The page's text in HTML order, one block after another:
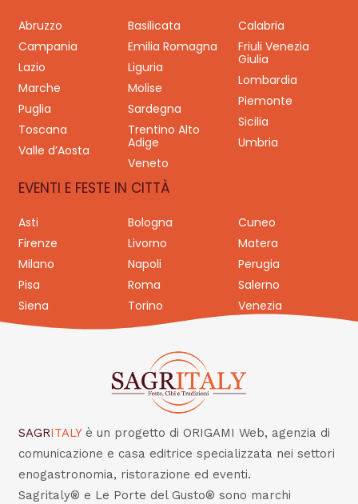
Abruzzo Basilicata
Calabria
Campania
Emilia Romagna
Friuli Venezia
Giulia
Lazio
Liguria
Lombardia
Marche
Molise
Piemonte
Puglia
Sardegna
Sicilia
Toscana
Trentino Alto
Adige
Umbria
Valle d’Aosta
Veneto
EVENTI E FESTE IN CITTÀ
Asti Bologna
Cuneo
Firenze
Livorno
Matera
Milano
Napoli
Perugia
Pisa
Roma
Salerno
Siena
Torino Venezia
SAGRITALY è un progetto di ORIGAMI Web, agenzia di
comunicazione e casa editrice specializzata nei settori
enogastronomia, ristorazione ed eventi.
Sagritaly® e Le Porte del Gusto® sono marchi